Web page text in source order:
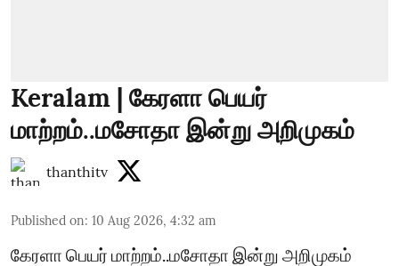
Keralam | கேரளா பெயர்
மாற்றம்..மசோதா இன்று அறிமுகம்
thanthitv
Published on: 10 Aug 2026, 4:32 am
கேரளா பெயர் மாற்றம்..மசோதா இன்று அறிமுகம்